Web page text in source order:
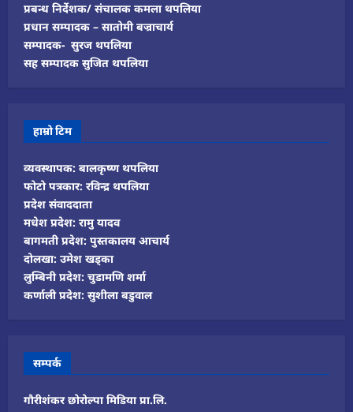
प्रबन्ध निर्देशक/ संचालक कमला थपलिया
प्रधान सम्पादक – सातोमी बज्राचार्य
सम्पादक- सुरज थपलिया
सह सम्पादक सुजित थपलिया
हाम्रो टिम
व्यवस्थापक: बालकृष्ण थपलिया
फोटो पत्रकार: रविन्द्र थपलिया
प्रदेश संवाददाता
मधेश प्रदेश: रामु यादव
बागमती प्रदेश: पुस्तकालय आचार्य
दोलखा: उमेश खड्का
लुम्बिनी प्रदेश: चुडामणि शर्मा
कर्णाली प्रदेश: सुशीला बडुवाल
सम्पर्क
गौरीशंकर छोरोल्पा मिडिया प्रा.लि.